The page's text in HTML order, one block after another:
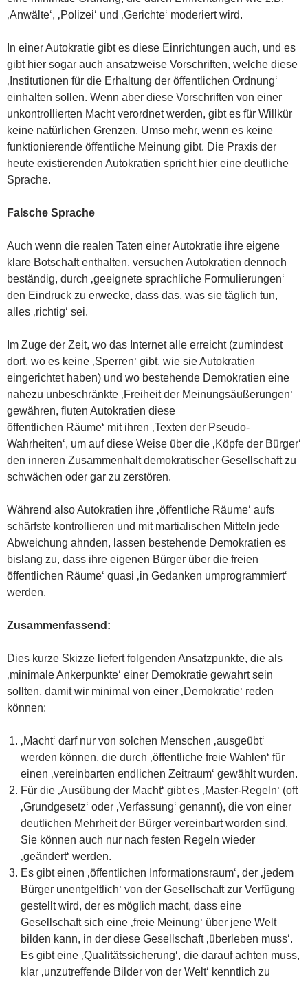
‚Anwälte‘, ‚Polizei‘ und ‚Gerichte‘ moderiert wird.
In einer Autokratie gibt es diese Einrichtungen auch, und es
gibt hier sogar auch ansatzweise Vorschriften, welche diese
‚Institutionen für die Erhaltung der öffentlichen Ordnung‘
einhalten sollen. Wenn aber diese Vorschriften von einer
unkontrollierten Macht verordnet werden, gibt es für Willkür
keine natürlichen Grenzen. Umso mehr, wenn es keine
funktionierende öffentliche Meinung gibt. Die Praxis der
heute existierenden Autokratien spricht hier eine deutliche
Sprache.
Falsche Sprache
Auch wenn die realen Taten einer Autokratie ihre eigene
klare Botschaft enthalten, versuchen Autokratien dennoch
beständig, durch ‚geeignete sprachliche Formulierungen‘
den Eindruck zu erwecke, dass das, was sie täglich tun,
alles ‚richtig‘ sei.
Im Zuge der Zeit, wo das Internet alle erreicht (zumindest
dort, wo es keine ‚Sperren‘ gibt, wie sie Autokratien
eingerichtet haben) und wo bestehende Demokratien eine
nahezu unbeschränkte ‚Freiheit der Meinungsäußerungen‘
gewähren, fluten Autokratien diese
öffentlichen Räume‘ mit ihren ‚Texten der Pseudo-
Wahrheiten‘, um auf diese Weise über die ‚Köpfe der Bürger‘
den inneren Zusammenhalt demokratischer Gesellschaft zu
schwächen oder gar zu zerstören.
Während also Autokratien ihre ‚öffentliche Räume‘ aufs
schärfste kontrollieren und mit martialischen Mitteln jede
Abweichung ahnden, lassen bestehende Demokratien es
bislang zu, dass ihre eigenen Bürger über die freien
öffentlichen Räume‘ quasi ‚in Gedanken umprogrammiert‘
werden.
Zusammenfassend:
Dies kurze Skizze liefert folgenden Ansatzpunkte, die als
‚minimale Ankerpunkte‘ einer Demokratie gewahrt sein
sollten, damit wir minimal von einer ‚Demokratie‘ reden
können:
‚Macht‘ darf nur von solchen Menschen ‚ausgeübt‘
werden können, die durch ‚öffentliche freie Wahlen‘ für
einen ‚vereinbarten endlichen Zeitraum‘ gewählt wurden.
Für die ‚Ausübung der Macht‘ gibt es ‚Master-Regeln‘ (oft
‚Grundgesetz‘ oder ‚Verfassung‘ genannt), die von einer
deutlichen Mehrheit der Bürger vereinbart worden sind.
Sie können auch nur nach festen Regeln wieder
‚geändert‘ werden.
Es gibt einen ‚öffentlichen Informationsraum‘, der ‚jedem
Bürger unentgeltlich‘ von der Gesellschaft zur Verfügung
gestellt wird, der es möglich macht, dass eine
Gesellschaft sich eine ‚freie Meinung‘ über jene Welt
bilden kann, in der diese Gesellschaft ‚überleben muss‘.
Es gibt eine ‚Qualitätssicherung‘, die darauf achten muss,
klar ‚unzutreffende Bilder von der Welt‘ kenntlich zu